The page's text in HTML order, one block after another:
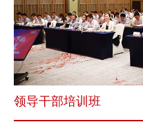
领导干部培训班